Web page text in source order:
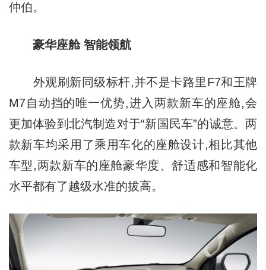
仲伯。
豪华座舱 智能领航
外观刷新同级标杆,并不是卡路里F7和王牌
M7自动挡的唯一优势,进入两款新车的座舱,会
更加体验到北汽制造对于“新国民车”的诚意。两
款新车均采用了乘用车化的座舱设计,相比其他
车型,两款新车的座舱豪华度、舒适感和智能化
水平都有了越级水准的拔高。